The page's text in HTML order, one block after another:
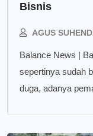
Bisnis
AGUS
Balance News |
sepertinya sudah
duga, adanya